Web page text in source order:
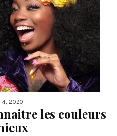
4, 2020
les couleurs